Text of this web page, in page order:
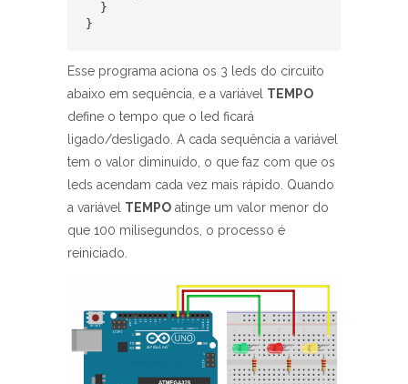
  }
}
Esse programa aciona os 3 leds do circuito
abaixo em sequência, e a variável TEMPO
define o tempo que o led ficará
ligado/desligado. A cada sequência a variável
tem o valor diminuído, o que faz com que os
leds acendam cada vez mais rápido. Quando
a variável TEMPO atinge um valor menor do
que 100 milisegundos, o processo é
reiniciado.